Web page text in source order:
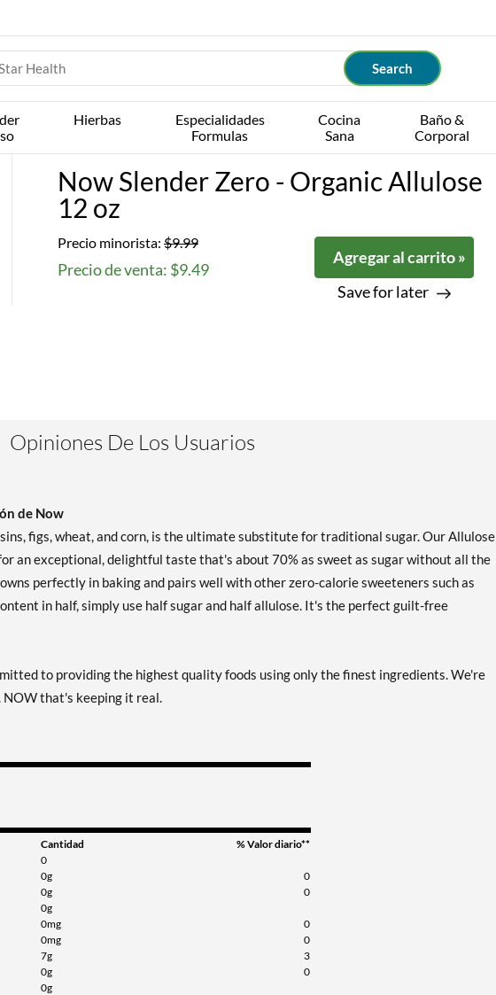
Hierbas
Especialidades
Formulas
Cocina
Sana
Baño &
Corporal
Now Slender Zero - Organic Allulose
12 oz
Precio minorista: $9.99
Precio de venta: $9.49
Agregar al carrito »
Save for later
Opiniones De Los Usuarios
de Now
figs, wheat, and corn, is the ultimate substitute for traditional sugar. Our Allulose
an exceptional, delightful taste that's about 70% as sweet as sugar without all the
perfectly in baking and pairs well with other zero-calorie sweeteners such as
in half, simply use half sugar and half allulose. It's the perfect guilt-free
to providing the highest quality foods using only the finest ingredients. We're
NOW that's keeping it real.
Cantidad
% Valor diario**
0
0g
0
0g
0
0g
0mg
0
0mg
0
7g
3
0g
0
0g